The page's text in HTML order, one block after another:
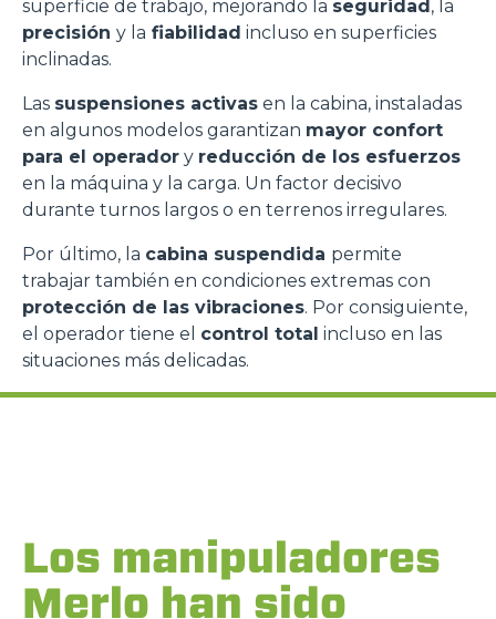
superficie de trabajo, mejorando la seguridad , la
precisión y la fiabilidad incluso en superficies
inclinadas.
Las suspensiones activas en la cabina, instaladas
en algunos modelos garantizan mayor confort
para el operador y reducción de los esfuerzos
en la máquina y la carga. Un factor decisivo
durante turnos largos o en terrenos irregulares.
Por último, la cabina suspendida permite
trabajar también en condiciones extremas con
protección de las vibraciones. Por consiguiente,
el operador tiene el control total incluso en las
situaciones más delicadas.
Los manipuladores
Merlo han sido